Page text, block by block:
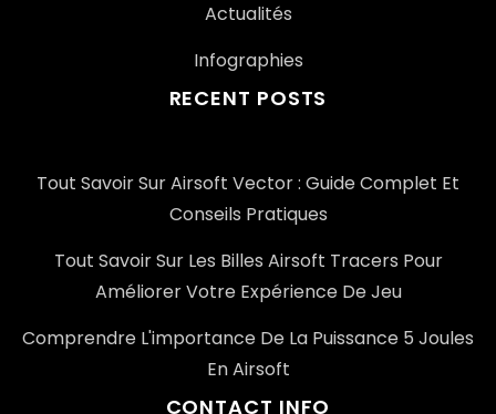
Actualités
Infographies
RECENT POSTS
Tout Savoir Sur Airsoft Vector : Guide Complet Et
Conseils Pratiques
Tout Savoir Sur Les Billes Airsoft Tracers Pour
Améliorer Votre Expérience De Jeu
Comprendre L'importance De La Puissance 5 Joules
En Airsoft
CONTACT INFO